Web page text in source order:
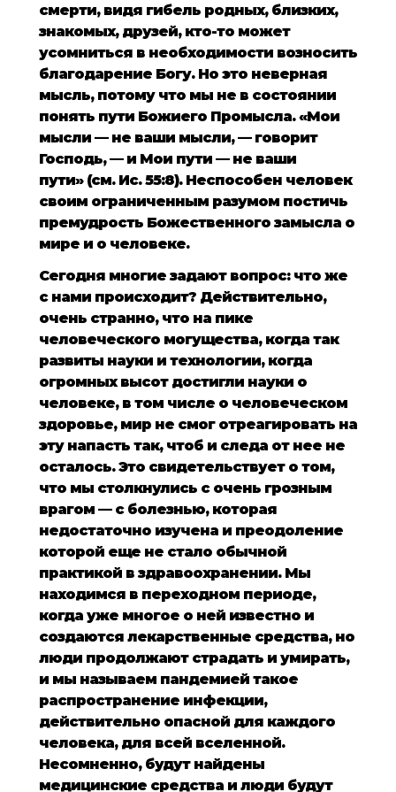
смерти, видя гибель родных, близких,
знакомых, друзей, кто-то может
усомниться в необходимости возносить
благодарение Богу. Но это неверная
мысль, потому что мы не в состоянии
понять пути Божиего Промысла. «Мои
мысли — не ваши мысли, — говорит
Господь, — и Мои пути — не ваши
пути» (см. Ис. 55:8). Неспособен человек
своим ограниченным разумом постичь
премудрость Божественного замысла о
мире и о человеке.
Сегодня многие задают вопрос: что же
с нами происходит? Действительно,
очень странно, что на пике
человеческого могущества, когда так
развиты науки и технологии, когда
огромных высот достигли науки о
человеке, в том числе о человеческом
здоровье, мир не смог отреагировать на
эту напасть так, чтоб и следа от нее не
осталось. Это свидетельствует о том,
что мы столкнулись с очень грозным
врагом — с болезнью, которая
недостаточно изучена и преодоление
которой еще не стало обычной
практикой в здравоохранении. Мы
находимся в переходном периоде,
когда уже многое о ней известно и
создаются лекарственные средства, но
люди продолжают страдать и умирать,
и мы называем пандемией такое
распространение инфекции,
действительно опасной для каждого
человека, для всей вселенной.
Несомненно, будут найдены
медицинские средства и люди будут